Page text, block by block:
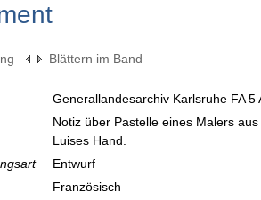
Blättern im Band
Generallandesarchiv Karlsruhe FA
Notiz über Pastelle eines Malers
Luises Hand.
Entwurf
Französisch